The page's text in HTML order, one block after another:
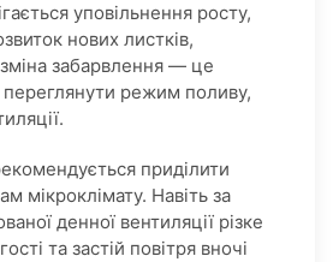
уповільнення росту,
нових листків,
забарвлення — це
режим поливу,
приділити
мікроклімату. Навіть за
денної вентиляції різке
та застій повітря вночі